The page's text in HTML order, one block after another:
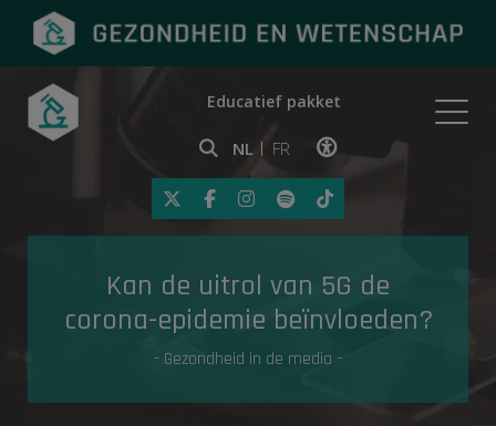
Onderwerpen
Gezondheid in de media
Educatief pakket
NL FR
Klik op deze link om
Kan de uitrol van 5G de
corona-epidemie beïnvloeden?
- Gezondheid in de media -